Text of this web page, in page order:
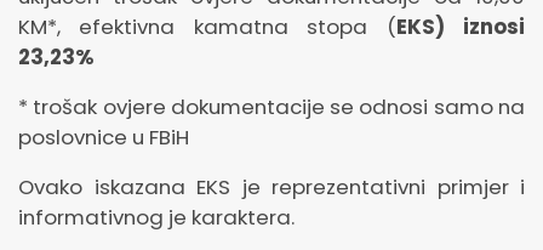
KM*, efektivna kamatna stopa (EKS) iznosi
23,23%
* trošak ovjere dokumentacije se odnosi samo na
poslovnice u FBiH
Ovako iskazana EKS je reprezentativni primjer i
informativnog je karaktera.